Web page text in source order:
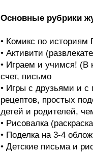
Основные рубрики
• Комикс по историям
• Активити
• Играем и учимся! (В
счет, письмо
• Игры с друзьями и
рецептов, простых
детей и родителей,
• Рисовалка
• Поделка на 3-4
• Детские письма и